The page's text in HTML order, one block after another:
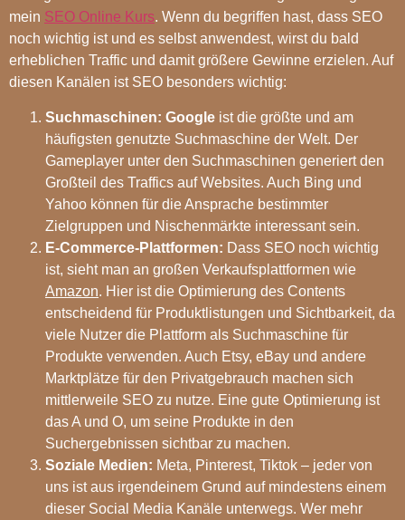
mein SEO Online Kurs. Wenn du begriffen hast, dass SEO
noch wichtig ist und es selbst anwendest, wirst du bald
erheblichen Traffic und damit größere Gewinne erzielen. Auf
diesen Kanälen ist SEO besonders wichtig:
Suchmaschinen: Google ist die größte und am
häufigsten genutzte Suchmaschine der Welt. Der
Gameplayer unter den Suchmaschinen generiert den
Großteil des Traffics auf Websites. Auch Bing und
Yahoo können für die Ansprache bestimmter
Zielgruppen und Nischenmärkte interessant sein.
E-Commerce-Plattformen: Dass SEO noch wichtig
ist, sieht man an großen Verkaufsplattformen wie
Amazon. Hier ist die Optimierung des Contents
entscheidend für Produktlistungen und Sichtbarkeit, da
viele Nutzer die Plattform als Suchmaschine für
Produkte verwenden. Auch Etsy, eBay und andere
Marktplätze für den Privatgebrauch machen sich
mittlerweile SEO zu nutze. Eine gute Optimierung ist
das A und O, um seine Produkte in den
Suchergebnissen sichtbar zu machen.
Soziale Medien: Meta, Pinterest, Tiktok – jeder von
uns ist aus irgendeinem Grund auf mindestens einem
dieser Social Media Kanäle unterwegs. Wer mehr